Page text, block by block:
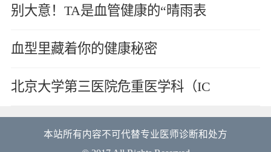
别大意！TA是血管健康的“晴雨表
血型里藏着你的健康秘密
北京大学第三医院危重医学科（IC
本站所有内容不可代替专业医师诊断和处方